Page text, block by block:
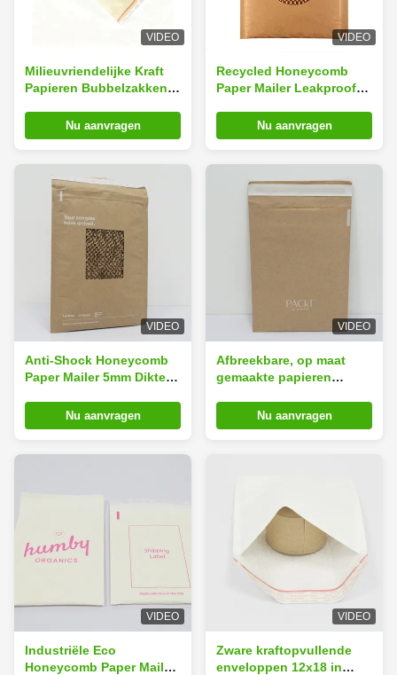
VIDEO
Milieuvriendelijke Kraft
Papieren Bubbelzakken
Afmetingen,
Schokbestendig en
Nu aanvragen
VIDEO
Recycled Honeycomb
Paper Mailer Leakproof
Mailing BagsNu aanvragen
VIDEO
Anti-Shock Honeycomb
Paper Mailer 5mm Dikte
Nu aanvragen
VIDEO
Afbreekbare, op maat
gemaakte papieren
Nu aanvragen
VIDEO
Industriële Eco
Honeycomb Paper Mailer
VIDEO
Zware kraftopvullende
enveloppen 12x18 in